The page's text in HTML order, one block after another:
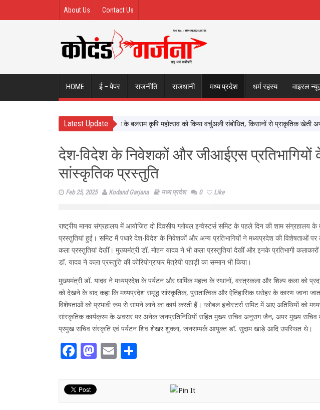
About Us Contact Us
HOME ई – पेपर राजनीति राजधानी मध्य प्रदेश धर्म रहस्य वाइरल
Latest Update
मुख्यमंत्री डॉ. यादव ने नर्मदापुरम के बलराम कृषि महोत्सव को किया वर्चुअली संबोधित, किसानों से प्राकृतिक खेती अपनाने
देश-विदेश के निवेशकों और जीआईएस प्रतिभागियों
सांस्कृतिक प्रस्तुति
Feb 25, 2025 Kodand Garjana मध्य प्रदेश 0 Like
राष्ट्रीय मानव संग्रहालय में आयोजित दो दिवसीय ग्लोबल इन्वेस्टर्स समिट के पहले दिन की शाम संग्रहालय
प्रस्तुतियां हुईं। समिट में पधारे देश-विदेश के निवेशकों और अन्य प्रतिभागियों ने मध्यप्रदेश की विशेषताओं
कला प्रस्तुतियां देखीं। मुख्यमंत्री डॉ. मोहन यादव ने भी कला प्रस्तुतियां देखीं और इनके प्रतिभागी
डॉ. यादव ने कला प्रस्तुति की कोरियोग्राफर मैत्रेयी पहाड़ी का सम्मान भी किया।
मुख्यमंत्री डॉ. यादव ने मध्यप्रदेश के पर्यटन और धार्मिक महत्व के स्थानों, वस्त्रकला और शिल्प कला को
को देखने के बाद कहा कि मध्यप्रदेश समृद्ध सांस्कृतिक, पुरातात्विक और ऐतिहासिक धरोहर के कारण जाना
विशेषताओं को प्रभावी रूप से सामने लाने का कार्य करती हैं। ग्लोबल इन्वेस्टर्स समिट में आए अतिथियों को
सांस्कृतिक कार्यक्रम के अवसर पर अनेक जनप्रतिनिधियों सहित मुख्य सचिव अनुराग जैन, अपर मुख्य सचिव
प्रमुख सचिव संस्कृति एवं पर्यटन शिव शेखर शुक्ला, जनसम्पर्क आयुक्त डॉ. सुदाम खाड़े आदि उपस्थित थे।
Facebook
Mastodon
Email